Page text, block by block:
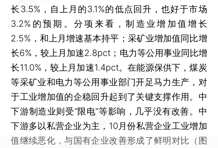
长3.5%，自上月的3.1%的低点回升，也好于市场
3.2%的预期。分项来看，制造业增加值增长
2.5%，和上月增速基本持平；采矿业增加值同比增
长6%，较上月加速2.8pct；电力等公用事业同比增
长11.0%，较上月加速1.4pct。在能源保供下，煤炭
等采矿业和电力等公用事业部门开足马力生产，对
于工业增加值的企稳回升起到了关键支撑作用。中
下游制造业则受“限电”等影响，几乎没有改善。中
下游多以私营企业为主，10月份私营企业工业增加
值继续恶化，与国有企业改善形成了鲜明对比（图